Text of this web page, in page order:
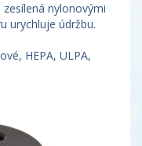
nylonovými
urychluje údržbu.
HEPA, ULPA,